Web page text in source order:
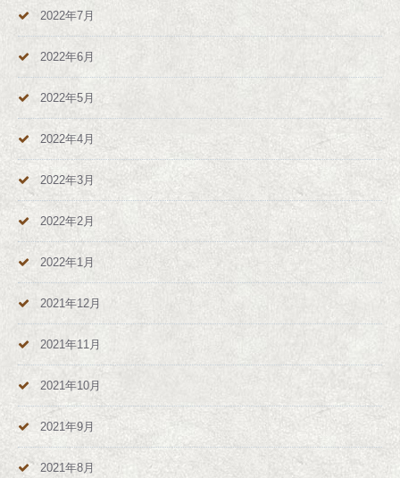
2022年7月
2022年6月
2022年5月
2022年4月
2022年3月
2022年2月
2022年1月
2021年12月
2021年11月
2021年10月
2021年9月
2021年8月